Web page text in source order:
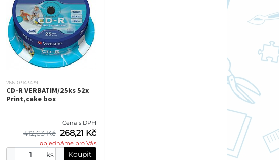
266-03143439
CD-R VERBATIM/25ks 52x
Print,cake box
Cena s DPH
412,63 Kč 268,21 Kč
objednáme pro Vás
ks Koupit